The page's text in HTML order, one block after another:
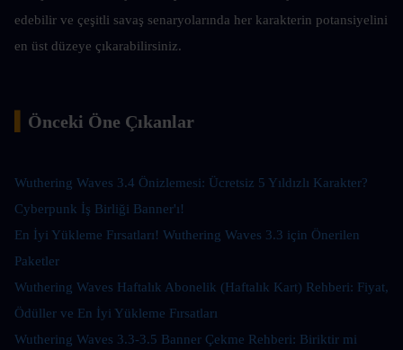
edebilir ve çeşitli savaş senaryolarında her karakterin potansiyelini
en üst düzeye çıkarabilirsiniz.
Önceki Öne Çıkanlar
Wuthering Waves 3.4 Önizlemesi: Ücretsiz 5 Yıldızlı Karakter?
Cyberpunk İş Birliği Banner'ı!
En İyi Yükleme Fırsatları! Wuthering Waves 3.3 için Önerilen
Paketler
Wuthering Waves Haftalık Abonelik (Haftalık Kart) Rehberi: Fiyat,
Ödüller ve En İyi Yükleme Fırsatları
Wuthering Waves 3.3-3.5 Banner Çekme Rehberi: Biriktir mi